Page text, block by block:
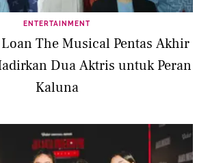
ENTERTAINMENT
Loan The Musical Pentas Akhir
Dua Aktris untuk Peran
Kaluna